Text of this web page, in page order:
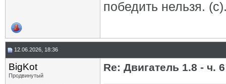
победить нельзя.
12.06.2026, 18:36
BigKot
Продвинутый
Re: Двигатель 1.8 - ч. 6